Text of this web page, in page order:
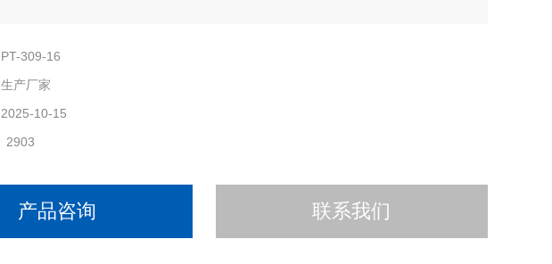
PT-309-16
生产厂家
2025-10-15
2903
产品咨询 联系我们